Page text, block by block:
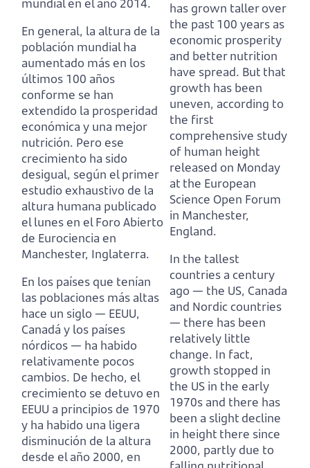
mundial en el año 2014.
En general, la altura de la
población mundial ha
aumentado más en los
últimos 100 años
conforme se han
extendido la prosperidad
económica y una mejor
nutrición. Pero ese
crecimiento ha sido
desigual, según el primer
estudio exhaustivo de la
altura humana publicado
el lunes en el Foro Abierto
de Eurociencia en
Manchester, Inglaterra.
En los países que tenían
las poblaciones más altas
hace un siglo — EEUU,
Canadá y los países
nórdicos — ha habido
relativamente pocos
cambios. De hecho, el
crecimiento se detuvo en
EEUU a principios de 1970
y ha habido una ligera
disminución de la altura
desde el año 2000, en
has grown taller over
the past 100 years as
economic prosperity
and better nutrition
have spread. But that
growth has been
uneven, according to
the first
comprehensive study
of human height
released on Monday
at the European
Science Open Forum
in Manchester,
England.
In the tallest
countries a century
ago — the US, Canada
and Nordic countries
— there has been
relatively little
change. In fact,
growth stopped in
the US in the early
1970s and there has
been a slight decline
in height there since
2000, partly due to